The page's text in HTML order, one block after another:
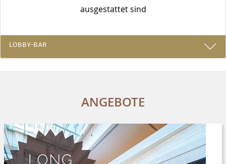
ausgestattet sind
LOBBY-BAR
ANGEBOTE